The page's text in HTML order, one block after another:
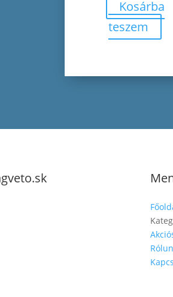
Kosárba
teszem